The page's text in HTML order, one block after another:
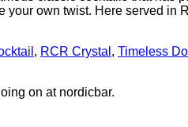
your own twist. Here served in
, RCR Crystal , Timeless
on at nordicbar.